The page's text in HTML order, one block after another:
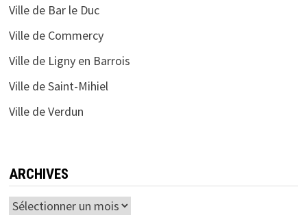
Ville de Bar le Duc
Ville de Commercy
Ville de Ligny en Barrois
Ville de Saint-Mihiel
Ville de Verdun
ARCHIVES
Archives